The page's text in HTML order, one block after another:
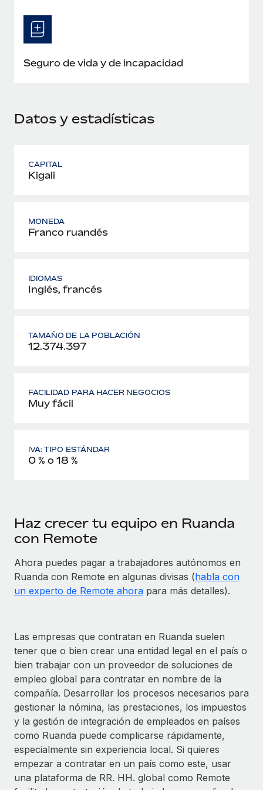
Seguro de vida y de incapacidad
Datos y estadísticas
CAPITAL
Kigali
MONEDA
Franco ruandés
IDIOMAS
Inglés, francés
TAMAÑO DE LA POBLACIÓN
12.374.397
FACILIDAD PARA HACER NEGOCIOS
Muy fácil
IVA: TIPO ESTÁNDAR
0 % o 18 %
Haz crecer tu equipo en Ruanda
con Remote
Ahora puedes pagar a trabajadores autónomos en
Ruanda con Remote en algunas divisas (habla con
un experto de Remote ahora para más detalles).
Las empresas que contratan en Ruanda suelen
tener que o bien crear una entidad legal en el país o
bien trabajar con un proveedor de soluciones de
empleo global para contratar en nombre de la
compañía. Desarrollar los procesos necesarios para
gestionar la nómina, las prestaciones, los impuestos
y la gestión de integración de empleados en países
como Ruanda puede complicarse rápidamente,
especialmente sin experiencia local. Si quieres
empezar a contratar en un país como este, usar
una plataforma de RR. HH. global como Remote